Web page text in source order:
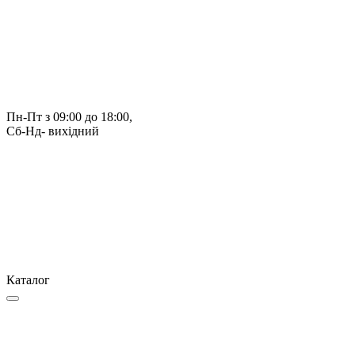
Пн-Пт з 09:00 до 18:00,
Сб-Нд- вихідний
Каталог